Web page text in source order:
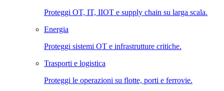
Proteggi OT, IT, IIOT e supply chain su larga scala.
Energia
Proteggi sistemi OT e infrastrutture critiche.
Trasporti e logistica
Proteggi le operazioni su flotte, porti e ferrovie.